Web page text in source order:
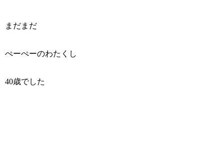
まだまだ
ぺーぺーのわたくし
40歳でした